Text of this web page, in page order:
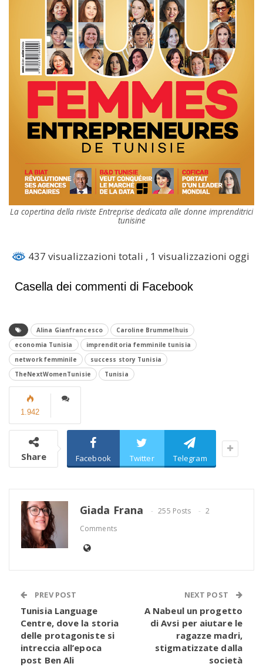
La copertina della riviste Entreprise dedicata alle donne imprenditrici
tunisine
437 visualizzazioni totali , 1 visualizzazioni oggi
Casella dei commenti di Facebook
Alina Gianfrancesco
Caroline Brummelhuis
economia Tunisia
imprenditoria femminile tunisia
network femminile
success story Tunisia
TheNextWomenTunisie
Tunisia
1.942
Share Facebook Twitter Telegram
Giada Frana 255 Posts
2
Comments
PREV POST
Tunisia Language
Centre, dove la storia
delle protagoniste si
intreccia all’epoca
post Ben Ali
NEXT POST
A Nabeul un progetto
di Avsi per aiutare le
ragazze madri,
stigmatizzate dalla
società